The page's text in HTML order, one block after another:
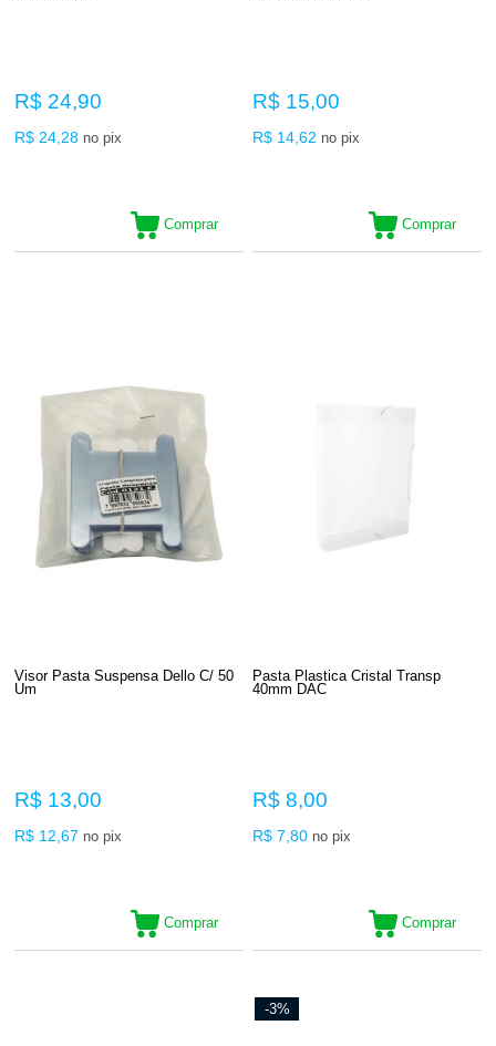
R$ 24,90
R$ 24,28 no pix
Comprar
R$ 15,00
R$ 14,62 no pix
Comprar
Visor Pasta Suspensa Dello C/ 50
Um
R$ 13,00
R$ 12,67 no pix
Comprar
Pasta Plastica Cristal Transp
40mm DAC
R$ 8,00
R$ 7,80 no pix
Comprar
-3%